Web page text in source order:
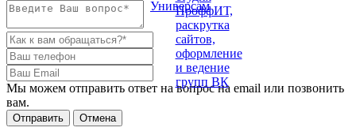
Мы можем отправить ответ на вопрос на email или позвонить
вам.
Отправить Отмена